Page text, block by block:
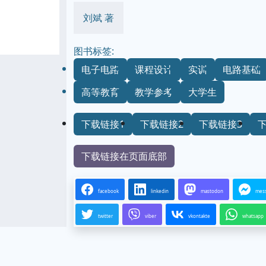
刘斌 著
图书标签:
电子电路
课程设计 实训
电路基础
高等教育
教学参考 大学生
下载链接1 下载链接2 下载链接3
下载链接在页面底部
facebook linkedin mastodon
twitter viber vkontakte whatsapp